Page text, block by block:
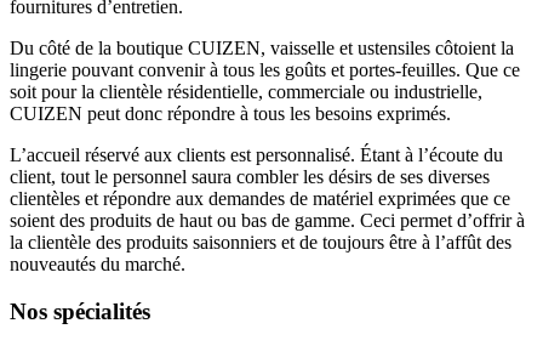
fournitures d’entretien.
Du côté de la boutique CUIZEN, vaisselle et ustensiles côtoient la
lingerie pouvant convenir à tous les goûts et portes-feuilles. Que ce
soit pour la clientèle résidentielle, commerciale ou industrielle,
CUIZEN peut donc répondre à tous les besoins exprimés.
L’accueil réservé aux clients est personnalisé. Étant à l’écoute du
client, tout le personnel saura combler les désirs de ses diverses
clientèles et répondre aux demandes de matériel exprimées que ce
soient des produits de haut ou bas de gamme. Ceci permet d’offrir à
la clientèle des produits saisonniers et de toujours être à l’affût des
nouveautés du marché.
Nos spécialités